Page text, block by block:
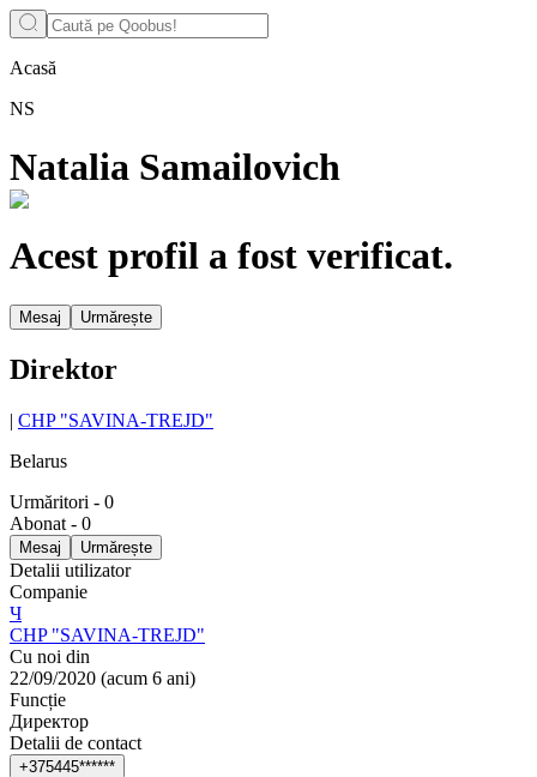
Acasă
NS
Natalia Samailovich
Acest profil a fost verificat.
Mesaj Urmărește
Direktor
| CHP "SAVINA-TREJD"
Belarus
Urmăritori - 0
Abonat - 0
Mesaj Urmărește
Detalii utilizator
Companie
Ч
CHP "SAVINA-TREJD"
Cu noi din
22/09/2020 (acum 6 ani)
Funcție
Директор
Detalii de contact
+375445******